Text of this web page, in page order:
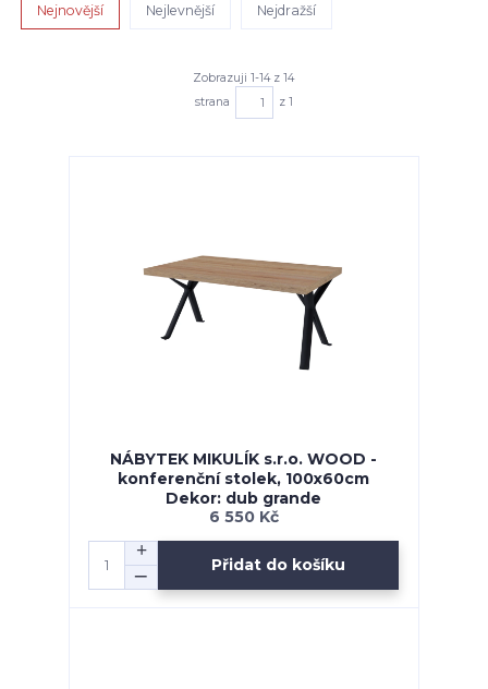
Nejnovější Nejlevnější Nejdražší
Zobrazuji 1-14 z 14
strana
z 1
NÁBYTEK MIKULÍK s.r.o. WOOD -
konferenční stolek, 100x60cm
Dekor: dub grande
6 550 Kč
Přidat do košíku